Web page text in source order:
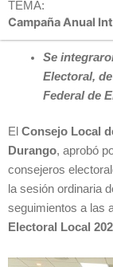
TEMA:
Campaña Anual
Se
Electoral,
Federal de
El Consejo Local
Durango, aprobó
consejeros
la sesión ordinaria
seguimientos a las
Electoral Local